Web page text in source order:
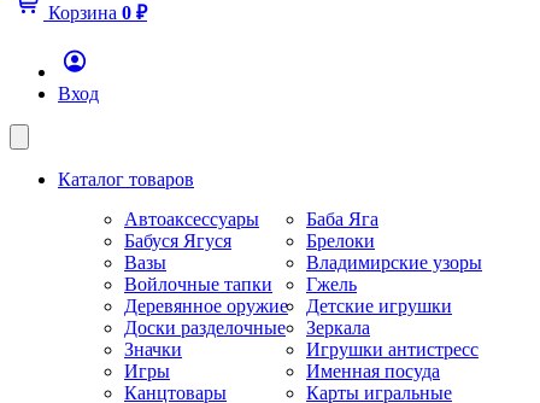
Корзина 0 ₽
Вход
Каталог товаров
Автоаксессуары
Баба Яга
Бабуся Ягуся
Брелоки
Вазы
Владимирские узоры
Войлочные тапки
Гжель
Деревянное оружие
Детские игрушки
Доски разделочные
Зеркала
Значки
Игрушки антистресс
Игры
Именная посуда
Канцтовары
Карты игральные